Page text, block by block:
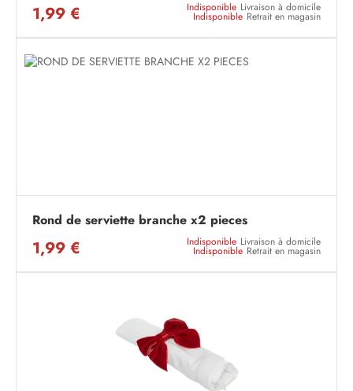
1,99 € Indisponible Livraison à domicile
Indisponible Retrait en magasin
Rond de serviette branche x2 pieces
1,99 € Indisponible Livraison à domicile
Indisponible Retrait en magasin